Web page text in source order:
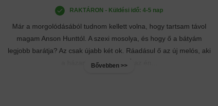
Már a morgolódásából tudnom kellett volna, hogy tartsam távol
magam Anson Hunttól. A szexi mosolya, és hogy ő a bátyám
legjobb barátja? Az csak újabb két ok. Ráadásul ő az új melós, aki
a házamon dolgozik. Ő az én...
Bővebben >>
RAKTÁRON - Küldési idő: 4-5 nap